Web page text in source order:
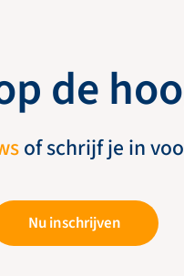
de
of schrijf je in
Nu inschrijven